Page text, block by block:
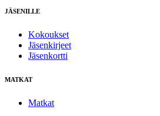
JÄSENILLE
Kokoukset
Jäsenkirjeet
Jäsenkortti
MATKAT
Matkat